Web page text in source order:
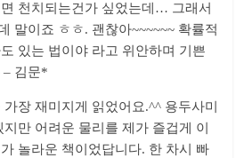
천치되는건가 싶었는데… 그래서
말이죠 ㅎㅎ. 괜찮아~~~~~~ 확률적
있는 법이야 라고 위안하며 기쁜
– 김문*
장 재미지게 읽었어요.^^ 용두사미
만 어려운 물리를 제가 즐겁게 이
놀라운 책이었답니다. 한 차시 빠